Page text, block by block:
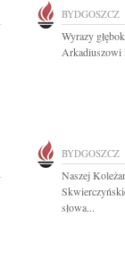
BYDGOSZCZ
Wyrazy
Arkadiuszowi
BYDGOSZCZ
Naszej
słowa...